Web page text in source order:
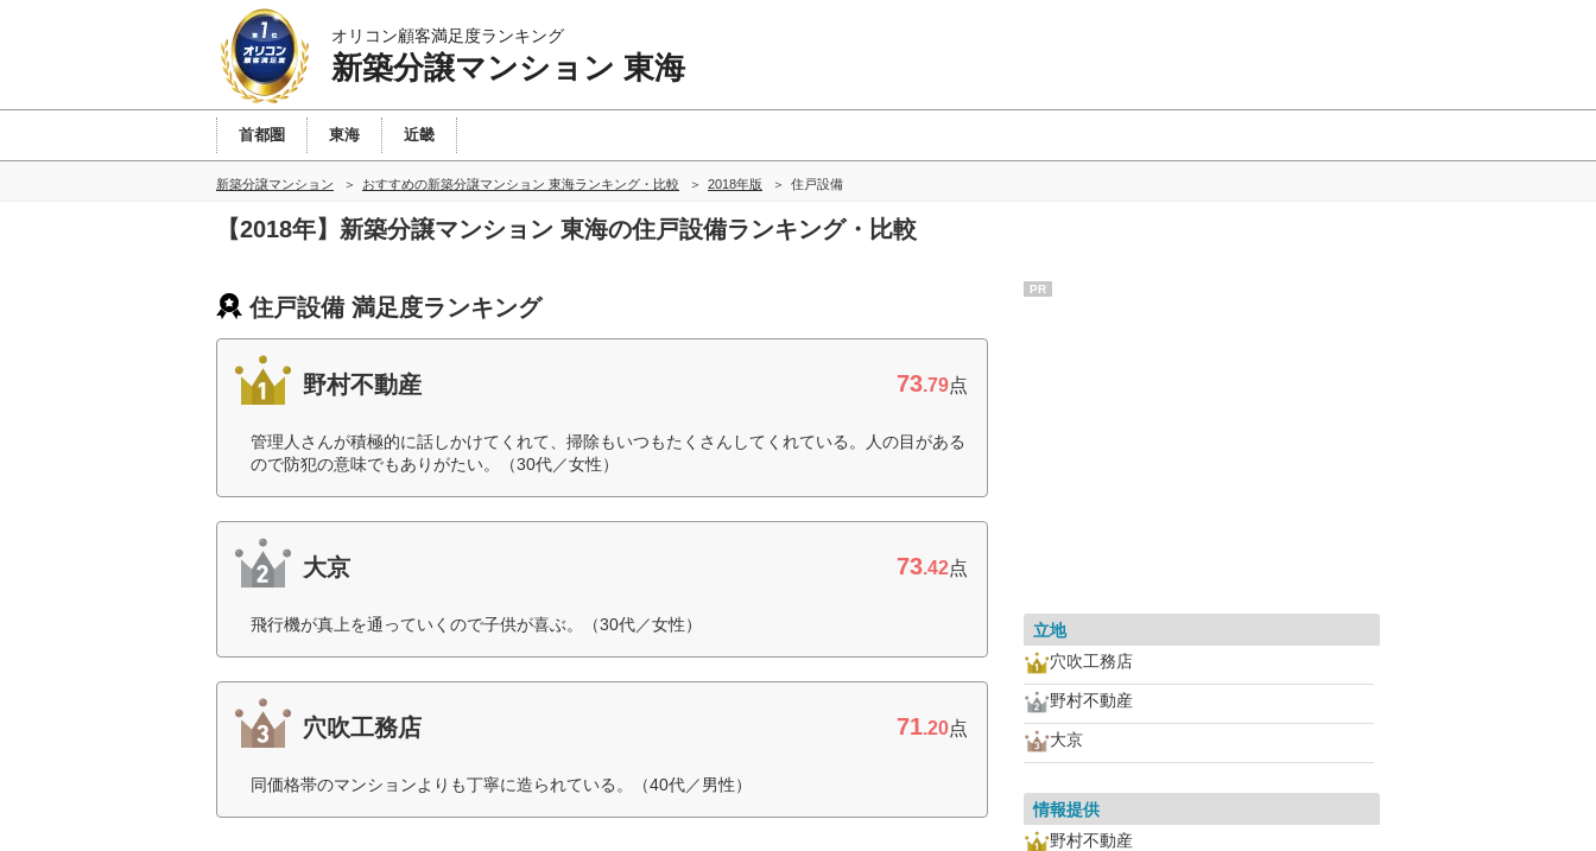
オリコン顧客満足度ランキング
新築分譲マンション 東海
首都圏 東海 近畿
新築分譲マンション おすすめの新築分譲マンション 東海ランキング・比較 2018年版 住戸設備
【2018年】新築分譲マンション 東海の住戸設備ランキング・比較
住戸設備 満足度ランキング
野村不動産 73.79点
管理人さんが積極的に話しかけてくれて、掃除もいつもたくさんしてくれている。人の目がある
ので防犯の意味でもありがたい。（30代／女性）
大京 73.42点
飛行機が真上を通っていくので子供が喜ぶ。（30代／女性）
穴吹工務店 71.20点
同価格帯のマンションよりも丁寧に造られている。（40代／男性）
PR
立地
穴吹工務店
野村不動産
大京
情報提供
野村不動産